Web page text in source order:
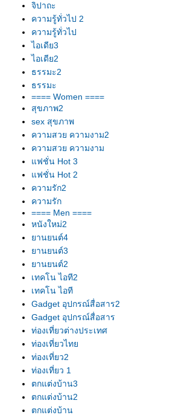
จิปาถะ
ความรู้ทั่วไป 2
ความรู้ทั่วไป
ไอเดีย3
ไอเดีย2
ธรรมะ2
ธรรมะ
==== Women ====
สุขภาพ2
sex สุขภาพ
ความสวย ความงาม2
ความสวย ความงาม
ฟชั่น Hot 3
ฟชั่น Hot 2
ความรัก2
ความรัก
==== Men ====
หนังใหม่2
านยนต์4
านยนต์3
านยนต์2
เทคโน ไอที2
เทคโน ไอที
Gadget อุปกรณ์สื่อสาร2
Gadget อุปกรณ์สื่อสาร
ท่องเที่ยวต่างประเทศ
ท่องเที่ยวไท
ท่องเที่ยว2
ท่องเที่ยว 1
ตกแต่งบ้าน3
ตกแต่งบ้าน2
ตกแต่งบ้าน